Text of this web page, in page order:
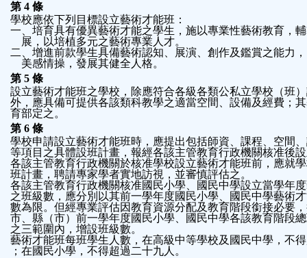
第 4 條
學校應依下列目標設立藝術才能班：
一、培育具有優異藝術才能之學生，施以專業性藝術教育，
展，以培植多元之藝術專業人才。
二、增進前款學生具備藝術認知、展演、創作及鑑賞之能力
美感情操，發展其健全人格。
第 5 條
設立藝術才能班之學校，除應符合各級各類公私立學校（班
外，應具備可提供各該類科教學之適當空間、設備及經費；
育部定之。
第 6 條
學校申請設立藝術才能班時，應提出包括師資、課程、空間
等項目之具體設班計畫，報經各該主管教育行政機關核准後
各該主管教育行政機關於核准學校設立藝術才能班前，應就
班計畫，聘請專家學者實地訪視，並審慎評估之。
各該主管教育行政機關核准國民小學、國民中學設立當學年
之班級數，應分別以其前一學年度國民小學、國民中學藝術
數為限。但經專業評估因教育資源分配及教育階段銜接必要
市、縣（市）前一學年度國民小學、國民中學各該教育階段
之三範圍內，增設班級數。
藝術才能班每班學生人數，在高級中等學校及國民中學，不
；在國民小學，不得超過二十九人。